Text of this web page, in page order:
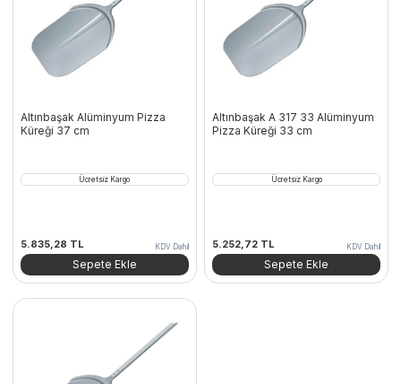
Altınbaşak Alüminyum Pizza
Küreği 37 cm
Ücretsiz Kargo
5.835,28 TL KDV Dahil
Sepete Ekle
Altınbaşak A 317 33 Alüminyum
Pizza Küreği 33 cm
Ücretsiz Kargo
5.252,72 TL KDV Dahil
Sepete Ekle